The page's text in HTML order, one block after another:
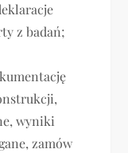
z badań;
wyniki
zamów